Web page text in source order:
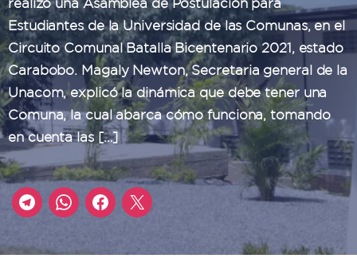
Estudiantes de la Universidad de las Comunas, en el
Circuito Comunal Batalla Bicentenario 2021, estado
Carabobo. Magaly Newton, Secretaria general de la
Unacom, explicó la dinámica que debe tener una
Comuna, la cual abarca cómo funciona, tomando
en cuenta las […]